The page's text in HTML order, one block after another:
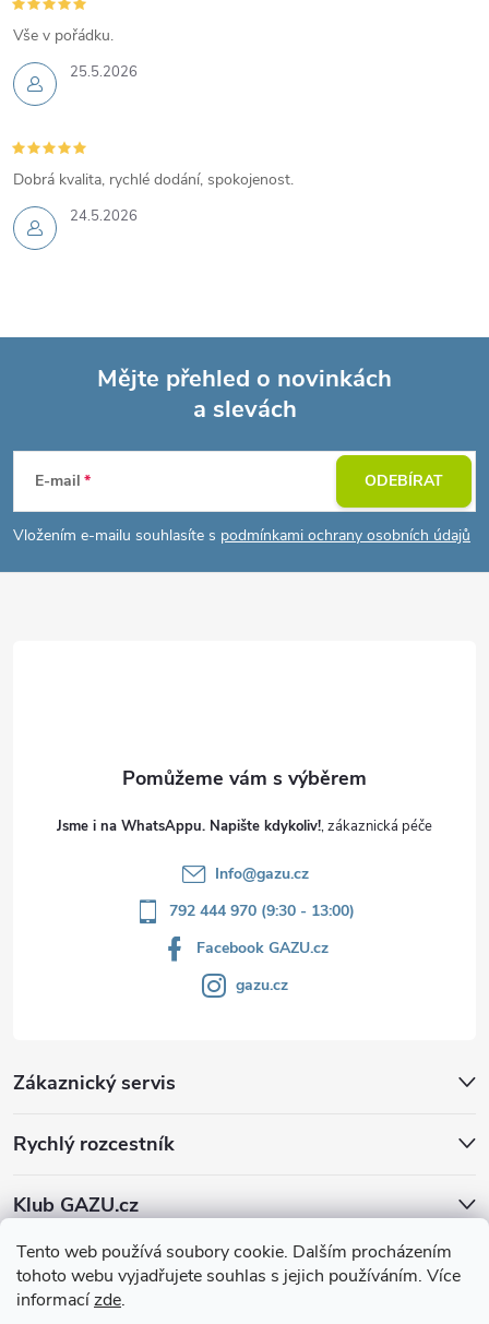
Tento web používá soubory cookie. Dalším procházením
tohoto webu vyjadřujete souhlas s jejich používáním. Více
informacízde.
25.5.2026
Vše v pořádku.
24.5.2026
Dobrá kvalita, rychlé dodání, spokojenost.
p
a
Mějte přehled o novinkách
a slevách
E-mail
Vložením e-mailu souhlasíte s podmínkami ochrany osobních údajů
ODEBÍRAT
Jsme i na WhatsAppu. Napište kdykoliv!
Info@gazu.cz
792 444 970 (9:30 - 13:00)
Facebook GAZU.cz
gazu.cz
Zákaznický servis
Rychlý rozcestník
Klub GAZU.cz